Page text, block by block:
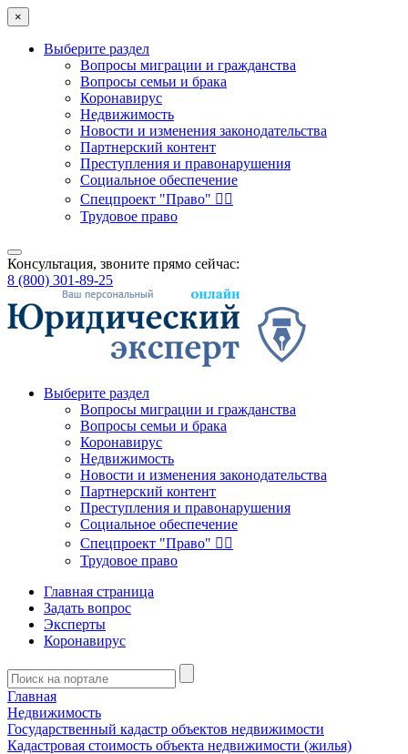
×
Выберите раздел
Вопросы миграции и гражданства
Вопросы семьи и брака
Коронавирус
Недвижимость
Новости и изменения законодательства
Партнерский контент
Преступления и правонарушения
Социальное обеспечение
Спецпроект "Право" 👮‍♂️
Трудовое право
Консультация, звоните прямо сейчас:
8 (800) 301-89-25
Выберите раздел
Вопросы миграции и гражданства
Вопросы семьи и брака
Коронавирус
Недвижимость
Новости и изменения законодательства
Партнерский контент
Преступления и правонарушения
Социальное обеспечение
Спецпроект "Право" 👮‍♂️
Трудовое право
Главная страница
Задать вопрос
Эксперты
Коронавирус
Главная
Недвижимость
Государственный кадастр объектов недвижимости
Кадастровая стоимость объекта недвижимости (жилья)